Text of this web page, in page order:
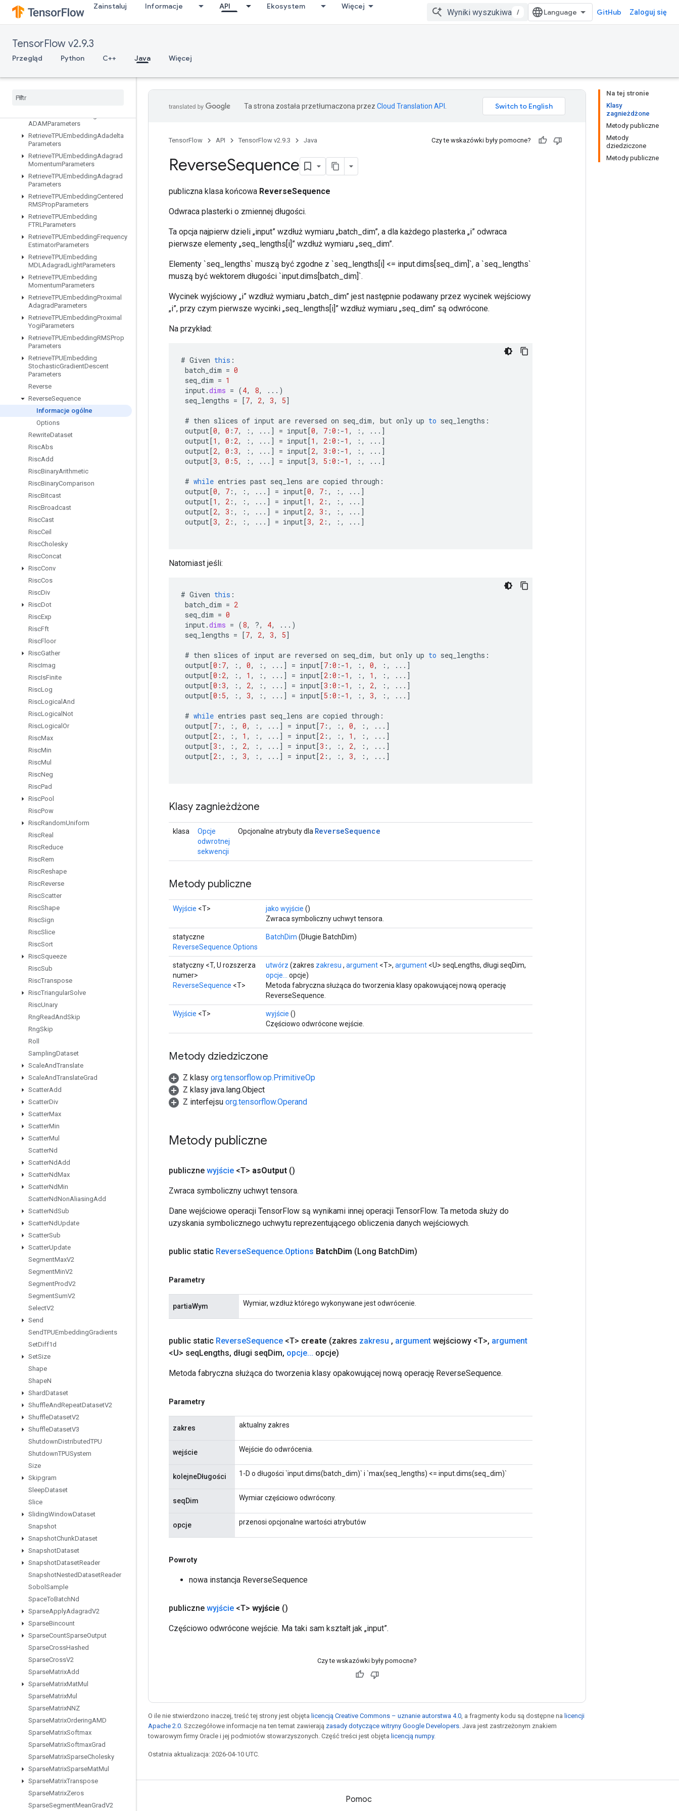
Zainstaluj Informacje API Ekosystem Więcej
/ GitHub Zaloguj się
TensorFlow v2.9.3
Przegląd Python C++ Java Więcej
ResourceScatterNdSub
ResourceScatterNdUpdate
ResourceScatterSub
ResourceScatterUpdate
Resource
SparseApply
Keras
ADAMParameters
RetrieveTPUEmbeddingAdadelta
Parameters
RetrieveTPUEmbeddingAdagrad
MomentumParameters
RetrieveTPUEmbeddingAdagrad
Parameters
RetrieveTPUEmbeddingCentered
RMSPropParameters
RetrieveTPUEmbedding
FTRLParameters
RetrieveTPUEmbeddingFrequency
EstimatorParameters
RetrieveTPUEmbedding
MDLAdagradLightParameters
RetrieveTPUEmbedding
MomentumParameters
RetrieveTPUEmbeddingProximal
AdagradParameters
RetrieveTPUEmbeddingProximal
YogiParameters
RetrieveTPUEmbeddingRMSProp
Parameters
RetrieveTPUEmbedding
StochasticGradientDescent
Parameters
Reverse
ReverseSequence
Informacje ogólne
Options
RewriteDataset
RiscAbs
RiscAdd
RiscBinaryArithmetic
RiscBinaryComparison
RiscBitcast
RiscBroadcast
RiscCast
RiscCeil
RiscCholesky
RiscConcat
RiscConv
RiscCos
RiscDiv
RiscDot
RiscExp
RiscFft
RiscFloor
RiscGather
RiscImag
RiscIsFinite
RiscLog
RiscLogical And
RiscLogical Not
RiscLogical Or
RiscMax
RiscMin
RiscMul
RiscNeg
RiscPad
RiscPool
RiscPow
RiscRandomUniform
RiscReal
RiscReduce
RiscRem
RiscReshape
RiscReverse
RiscScatter
RiscShape
RiscSign
RiscSlice
RiscSort
RiscSqueeze
RiscSub
RiscTranspose
RiscTriangularSolve
RiscUnary
RngReadAndSkip
RngSkip
Roll
SamplingDataset
ScaleAndTranslate
ScaleAndTranslateGrad
ScatterAdd
ScatterDiv
ScatterMax
ScatterMin
ScatterMul
ScatterNd
ScatterNdAdd
ScatterNdMax
ScatterNdMin
ScatterNdNonAliasingAdd
ScatterNdSub
ScatterNdUpdate
ScatterSub
ScatterUpdate
SegmentMaxV2
SegmentMinV2
SegmentProdV2
SegmentSumV2
SelectV2
Send
SendTPUEmbeddingGradients
SetDiff1d
SetSize
Shape
ShapeN
ShardDataset
ShuffleAndRepeatDatasetV2
ShuffleDatasetV2
ShuffleDatasetV3
ShutdownDistributedTPU
ShutdownTPUSystem
Size
Skipgram
SleepDataset
Slice
SlidingWindowDataset
Snapshot
SnapshotChunkDataset
SnapshotDataset
SnapshotDatasetReader
SnapshotNestedDatasetReader
Sobol Sample
SpaceToBatchNd
SparseApplyAdagradV2
SparseBincount
SparseCountSparseOutput
SparseCrossHashed
SparseCrossV2
SparseMatrixAdd
SparseMatrixMatMul
SparseMatrixMul
SparseMatrixNNZ
SparseMatrixOrderingAMD
SparseMatrixSoftmax
SparseMatrixSoftmaxGrad
SparseMatrixSparseCholesky
SparseMatrixSparseMatMul
SparseMatrixTranspose
SparseMatrixZeros
SparseSegmentMeanGradV2
Na tej stronie
Klasy
zagnieżdżone
Metody publiczne
Metody
dziedziczone
Metody publiczne
Ta strona została przetłumaczona przez Cloud Translation API
TensorFlow API TensorFlow v2.9.3 Java Czy te wskazówki były pomocne?
ReverseSequence
publiczna klasa końcowa ReverseSequence
Odwraca plasterki o zmiennej długości.
Ta opcja najpierw dzieli „input” wzdłuż wymiaru „batch_dim”, a dla każdego plasterka „i” odwraca
pierwsze elementy „seq_lengths[i]” wzdłuż wymiaru „seq_dim”.
Elementy `seq_lengths` muszą być zgodne z `seq_lengths[i] <= input.dims[seq_dim]`, a `seq_lengths`
muszą być wektorem długości `input.dims[batch_dim]`.
Wycinek wyjściowy „i” wzdłuż wymiaru „batch_dim” jest następnie podawany przez wycinek wejściowy
„i”, przy czym pierwsze wycinki „seq_lengths[i]” wzdłuż wymiaru „seq_dim” są odwrócone.
Na przykład:
# Given this :
batch_dim = 0
seq_dim = 1
input.dims = (4, 8,
...)
seq_lengths = [7, 2, 3, 5]
# then slices of input are reversed on seq_dim, but only up to seq_lengths :
output[0, 0 : 7, :, ... ] = input[0, 7 :0 : -1 , :, ... ]
output[1 , 0 : 2, :, ... ] = input[1 , 2 :0 : -1 , :, ... ]
output[2, 0 :3, :, ... ] = input[2, 3 :0 : -1 , :, ... ]
output[3, 0 : 5, :, ... ] = input[3, 5 :0 : -1 , :, ... ]
# while entries past seq_lens are copied through :
output[0, 7 :, :, ... ] = input[0, 7 :, :, ... ]
output[1 , 2 :, :, ... ] = input[1 , 2 :, :, ... ]
output[2, 3 :, :, ... ] = input[2, 3 :, :, ... ]
output[3, 2 :, :, ... ] = input[3, 2 :, :, ... ]
Natomiast jeśli:
# Given this :
batch_dim = 2
seq_dim = 0
input.dims = (8, ?, 4,
...)
seq_lengths = [7, 2, 3, 5]
# then slices of input are reversed on seq_dim, but only up to seq_lengths :
output[0 : 7, :, 0, :, ... ] = input[7 :0 : -1 , :, 0, :, ... ]
output[0 : 2, :, 1 , :, ... ] = input[2 :0 : -1 , :, 1 , :, ... ]
output[0 :3, :, 2, :, ... ] = input[3 :0 : -1 , :, 2, :, ... ]
output[0 : 5, :, 3, :, ... ] = input[5 :0 : -1 , :, 3, :, ... ]
# while entries past seq_lens are copied through :
output[7 :, :, 0, :, ... ] = input[7 :, :, 0, :, ... ]
output[2 :, :, 1 , :, ... ] = input[2 :, :, 1 , :, ... ]
output[3 :, :, 2, :, ... ] = input[3 :, :, 2, :, ... ]
output[2 :, :, 3, :, ... ] = input[2 :, :, 3, :, ... ]
Klasy zagnieżdżone
klasa
Opcje
odwrotnej
sekwencji
Opcjonalne atrybuty dla ReverseSequence
Metody publiczne
Wyjście <T> jako wyjście ()
Zwraca symboliczny uchwyt tensora.
statyczne
ReverseSequence.Options
BatchDim (Długie BatchDim)
statyczny <T, U rozszerza
numer>
ReverseSequence <T>
utwórz (zakres zakresu , argument <T>, argument <U> seqLengths, długi seqDim,
opcje...
opcje)
Metoda fabryczna służąca do tworzenia klasy opakowującej nową operację
ReverseSequence.
Wyjście <T> wyjście ()
Częściowo odwrócone wejście.
Metody dziedziczone
Z klasy org.tensorflow.op.PrimitiveOp
Z klasy java.lang.Object
Z interfejsu org.tensorflow.Operand
Metody publiczne
publiczne wyjście <T> asOutput ()
Zwraca symboliczny uchwyt tensora.
Dane wejściowe operacji TensorFlow są wynikami innej operacji TensorFlow. Ta metoda służy do
uzyskania symbolicznego uchwytu reprezentującego obliczenia danych wejściowych.
public static ReverseSequence.Options BatchDim (Long BatchDim)
Parametry
partiaWym Wymiar, wzdłuż którego wykonywane jest odwrócenie.
public static ReverseSequence <T> create (zakres zakresu , argument wejściowy <T>, argument
<U> seqLengths, długi seqDim, opcje... opcje)
Metoda fabryczna służąca do tworzenia klasy opakowującej nową operację ReverseSequence.
Parametry
zakres aktualny zakres
wejście Wejście do odwrócenia.
kolejneDługości 1-D o długości `input.dims(batch_dim)` i `max(seq_lengths) <= input.dims(seq_dim)`
seqDim Wymiar częściowo odwrócony.
opcje przenosi opcjonalne wartości atrybutów
Powroty
nowa instancja ReverseSequence
publiczne wyjście <T> wyjście ()
Częściowo odwrócone wejście. Ma taki sam kształt jak „input”.
Czy te wskazówki były pomocne?
O ile nie stwierdzono inaczej, treść tej strony jest objęta licencją Creative Commons – uznanie autorstwa 4.0 , a fragmenty kodu są dostępne na licencji
Apache 2.0 . Szczegółowe informacje na ten temat zawierają zasady dotyczące witryny Google Developers . Java jest zastrzeżonym znakiem
towarowym firmy Oracle i jej podmiotów stowarzyszonych. Część treści jest objęta licencją numpy.
Ostatnia aktualizacja: 2026-04-10 UTC.
Pozostawaj w kontakcie Pomoc